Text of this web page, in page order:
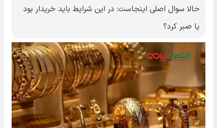
حالا سوال اصلی اینجاست: در این شرایط باید خریدار بود
یا صبر کرد؟